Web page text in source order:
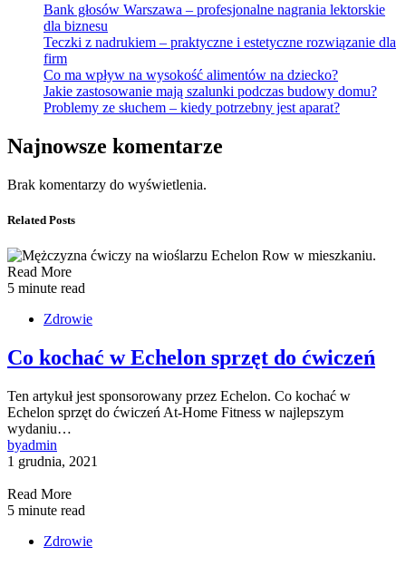
Bank głosów Warszawa – profesjonalne nagrania lektorskie
dla biznesu
Teczki z nadrukiem – praktyczne i estetyczne rozwiązanie dla
firm
Co ma wpływ na wysokość alimentów na dziecko?
Jakie zastosowanie mają szalunki podczas budowy domu?
Problemy ze słuchem – kiedy potrzebny jest aparat?
Najnowsze komentarze
Brak komentarzy do wyświetlenia.
Related Posts
Read More
5 minute read
Zdrowie
Co kochać w Echelon sprzęt do ćwiczeń
Ten artykuł jest sponsorowany przez Echelon. Co kochać w
Echelon sprzęt do ćwiczeń At-Home Fitness w najlepszym
wydaniu…
byadmin
1 grudnia, 2021
Read More
5 minute read
Zdrowie